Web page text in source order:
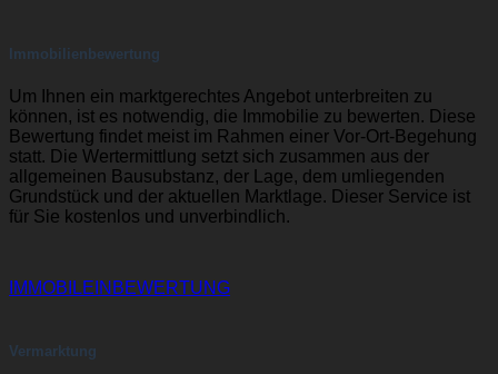
Immobilienbewertung
Um Ihnen ein marktgerechtes Angebot unterbreiten zu
können, ist es notwendig, die Immobilie zu bewerten. Diese
Bewertung findet meist im Rahmen einer Vor-Ort-Begehung
statt. Die Wertermittlung setzt sich zusammen aus der
allgemeinen Bausubstanz, der Lage, dem umliegenden
Grundstück und der aktuellen Marktlage. Dieser Service ist
für Sie kostenlos und unverbindlich.
IMMOBILEINBEWERTUNG
Vermarktung